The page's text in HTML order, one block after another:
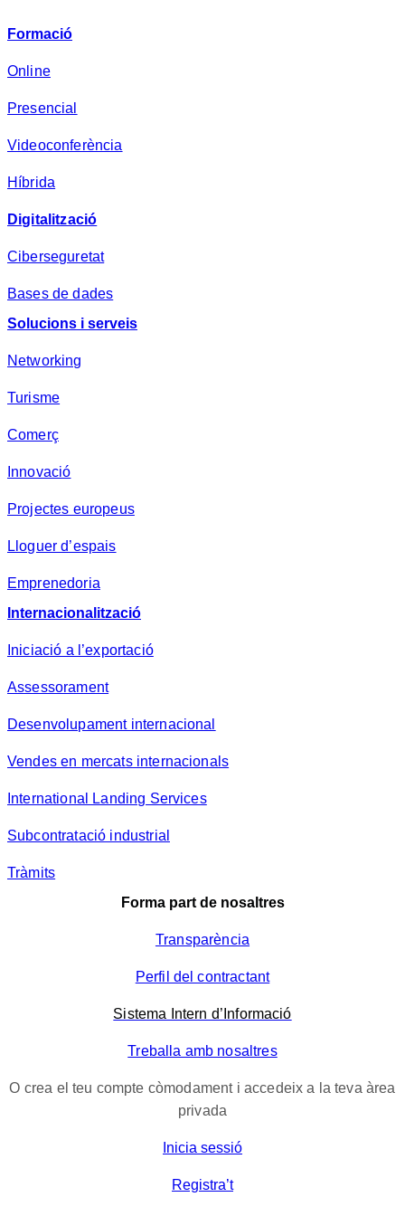
v
d
s
a
Formació
Online
Presencial
Videoconferència
Híbrida
Digitalització
Ciberseguretat
Bases de dades
Solucions i serveis
Networking
Turisme
Comerç
Innovació
Projectes europeus
Lloguer d’espais
Emprenedoria
Internacionalització
Iniciació a l’exportació
Assessorament
Desenvolupament internacional
Vendes en mercats internacionals
International Landing Services
Subcontratació industrial
Tràmits
Forma part de nosaltres
Transparència
Perfil del contractant
Sistema Intern d’Informació
Treballa amb nosaltres
O crea el teu compte còmodament i accedeix a la teva àrea
privada
Inicia sessió
Registra’t